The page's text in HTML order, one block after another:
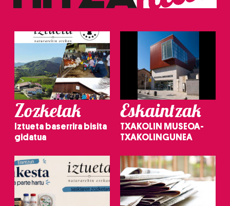
Zozketak
Iztueta baserrira bisita
gidatua
Eskaintzak
TXAKOLIN MUSEOA-
TXAKOLINGUNEA